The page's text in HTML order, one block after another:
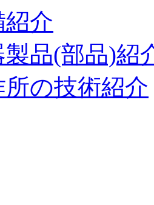
介
品(部品)紹
の技術紹介